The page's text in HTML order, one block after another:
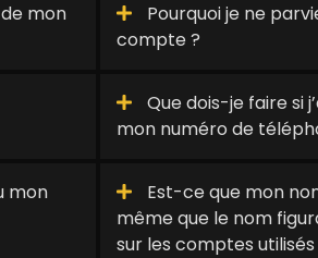
mon
Pourquoi je ne
compte ?
Que dois-je faire si
mon numéro de
mon
Est-ce que mon
même que le nom
sur les comptes